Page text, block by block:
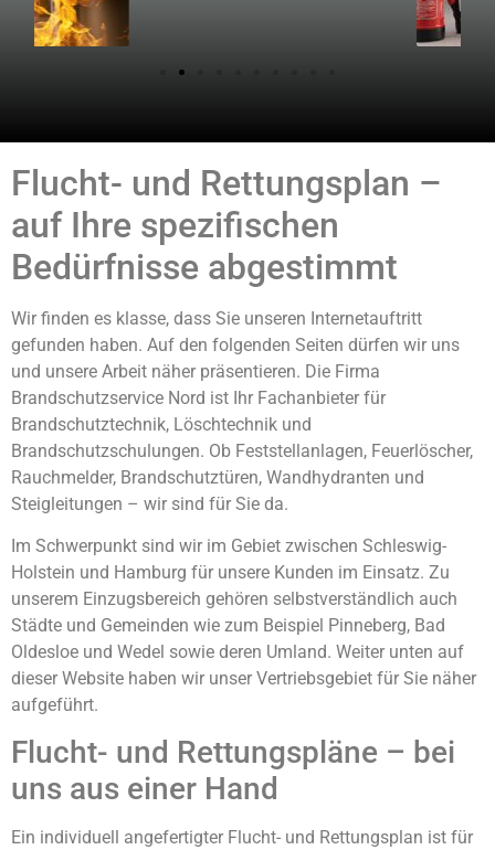
Flucht- und Rettungsplan –
auf Ihre spezifischen
Bedürfnisse abgestimmt
Wir finden es klasse, dass Sie unseren Internetauftritt
gefunden haben. Auf den folgenden Seiten dürfen wir uns
und unsere Arbeit näher präsentieren. Die Firma
Brandschutzservice Nord ist Ihr Fachanbieter für
Brandschutztechnik, Löschtechnik und
Brandschutzschulungen. Ob Feststellanlagen, Feuerlöscher,
Rauchmelder, Brandschutztüren, Wandhydranten und
Steigleitungen – wir sind für Sie da.
Im Schwerpunkt sind wir im Gebiet zwischen Schleswig-
Holstein und Hamburg für unsere Kunden im Einsatz. Zu
unserem Einzugsbereich gehören selbstverständlich auch
Städte und Gemeinden wie zum Beispiel Pinneberg, Bad
Oldesloe und Wedel sowie deren Umland. Weiter unten auf
dieser Website haben wir unser Vertriebsgebiet für Sie näher
aufgeführt.
Flucht- und Rettungspläne – bei
uns aus einer Hand
Ein individuell angefertigter Flucht- und Rettungsplan ist für